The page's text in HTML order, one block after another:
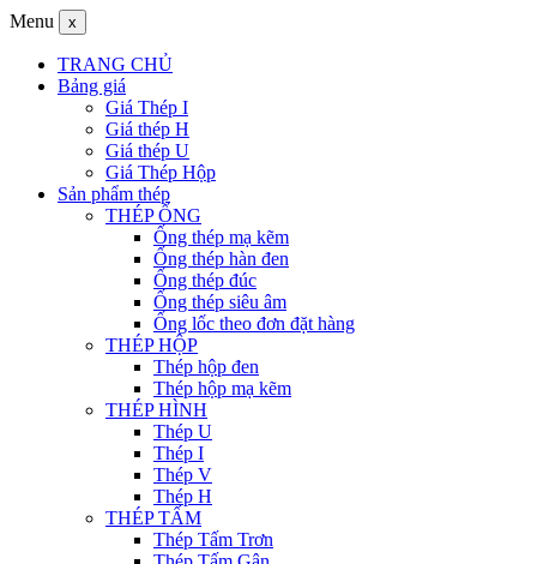
Menu x
TRANG CHỦ
Bảng giá
Giá Thép I
Giá thép H
Giá thép U
Giá Thép Hộp
Sản phẩm thép
THÉP ỐNG
Ống thép mạ kẽm
Ống thép hàn đen
Ống thép đúc
Ống thép siêu âm
Ống lốc theo đơn đặt hàng
THÉP HỘP
Thép hộp đen
Thép hộp mạ kẽm
THÉP HÌNH
Thép U
Thép I
Thép V
Thép H
THÉP TẤM
Thép Tấm Trơn